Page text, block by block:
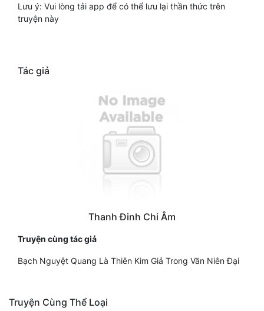
Lưu ý: Vui lòng tải app để có thể lưu lại thần thức trên
truyện này
Tác giả
Thanh Đinh Chi Âm
Truyện cùng tác giả
Bạch Nguyệt Quang Là Thiên Kim Giả Trong Văn Niên Đại
Truyện Cùng Thể Loại